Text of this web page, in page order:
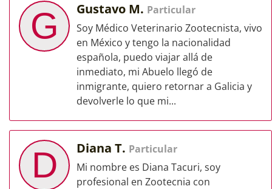
G Gustavo M. Particular
Soy Médico Veterinario Zootecnista, vivo
en México y tengo la nacionalidad
española, puedo viajar allá de
inmediato, mi Abuelo llegó de
inmigrante, quiero retornar a Galicia y
devolverle lo que mi...
D Diana T. Particular
Mi nombre es Diana Tacuri, soy
profesional en Zootecnia con